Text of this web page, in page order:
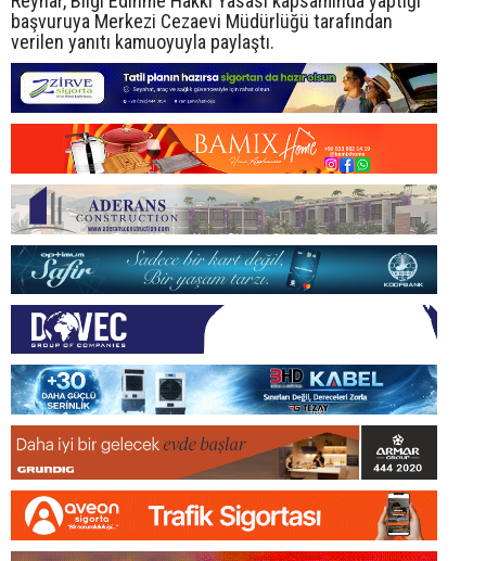
başvuruya Merkezi Cezaevi Müdürlüğü tarafından
verilen yanıtı kamuoyuyla paylaştı.